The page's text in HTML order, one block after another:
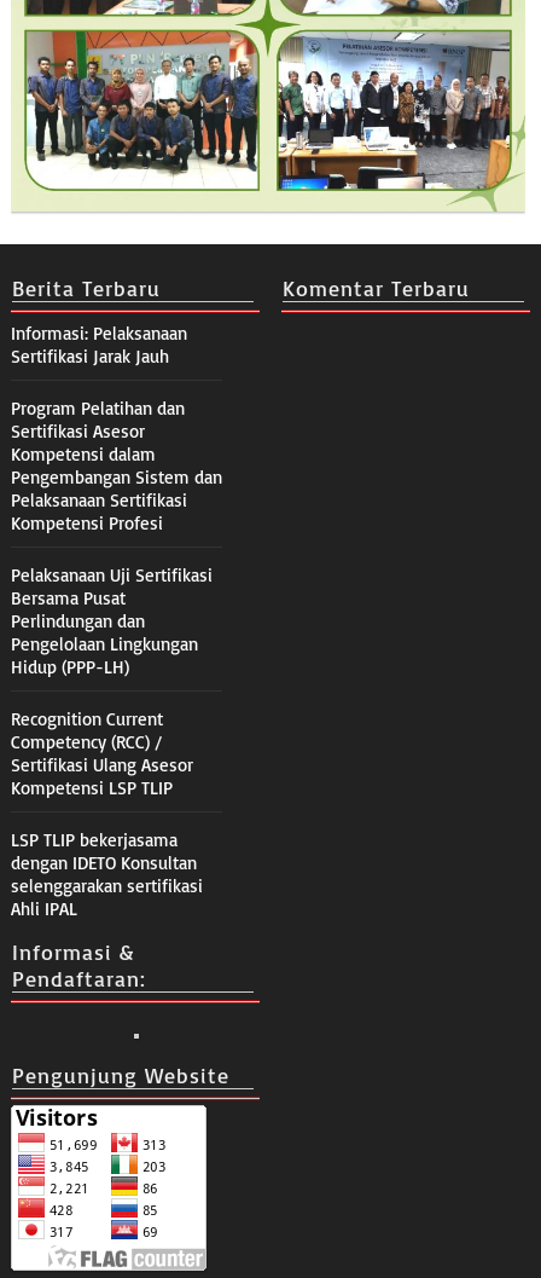
Berita Terbaru
Informasi: Pelaksanaan
Sertifikasi Jarak Jauh
Program Pelatihan dan
Sertifikasi Asesor
Kompetensi dalam
Pengembangan Sistem dan
Pelaksanaan Sertifikasi
Kompetensi Profesi
Pelaksanaan Uji Sertifikasi
Bersama Pusat
Perlindungan dan
Pengelolaan Lingkungan
Hidup (PPP-LH)
Recognition Current
Competency (RCC) /
Sertifikasi Ulang Asesor
Kompetensi LSP TLIP
LSP TLIP bekerjasama
dengan IDETO Konsultan
selenggarakan sertifikasi
Ahli IPAL
Komentar Terbaru
Informasi &
Pendaftaran:
Pengunjung Website